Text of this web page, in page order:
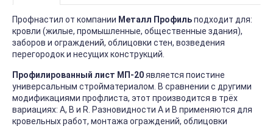
Профнастил от компании Металл Профильподходит для:
кровли (жилые, промышленные, общественные здания),
заборов и ограждений, облицовки стен, возведения
перегородок и несущих конструкций.
Профилированный лист МП-20является поистине
универсальным стройматериалом. В сравнении с другими
модификациями профлиста, этот производится в трёх
вариациях: А, В и R. Разновидности А и В применяются для
кровельных работ, монтажа ограждений, облицовки